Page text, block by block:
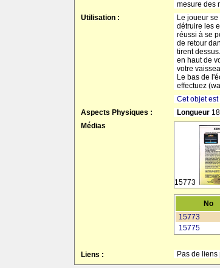
mesure des
Utilisation :
Le joueur
détruire les
réussi à se
de retour
tirent
en haut de
votre
Le bas de
effectuez
Cet objet
Aspects Physiques :
Longueur
Médias
15773
No
15773
15775
Liens : Pas de liens